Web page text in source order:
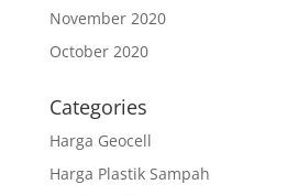
November 2020
October 2020
Categories
Harga Geocell
Harga Plastik Sampah